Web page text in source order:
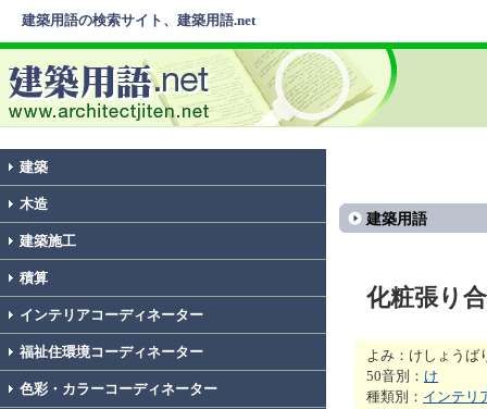
建築用語の検索サイト、建築用語.net
建築
木造
建築施工
積算
インテリアコーディネーター
福祉住環境コーディネーター
色彩・カラーコーディネーター
建築用語
化粧張り
よみ：けしょうば
50音別： け
種類別： インテリ